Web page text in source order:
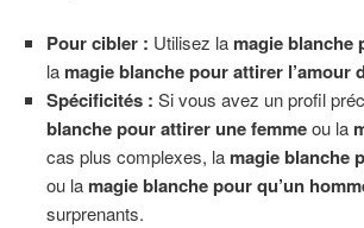
Pour cibler : Utilisez la magie blanche
la magie blanche pour attirer l’amour
Spécificités : Si vous avez un profil
blanche pour attirer une femmeou la
cas plus complexes, la magie blanche
ou la magie blanche pour qu’un
surprenants.